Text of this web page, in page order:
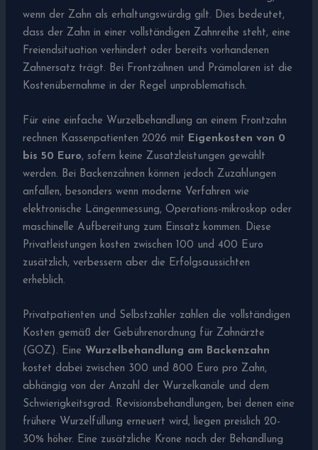
wenn der Zahn als erhaltungswürdig gilt. Dies bedeutet,
dass der Zahn in einer vollständigen Zahnreihe steht, eine
Freiendsituation verhindert oder bereits vorhandenen
Zahnersatz trägt. Bei Frontzähnen und Prämolaren ist die
Kostenübernahme in der Regel unproblematisch.
Für eine einfache Wurzelbehandlung an einem Frontzahn
rechnen Kassenpatienten 2026 mit Eigenkosten von 0
bis 50 Euro, sofern keine Zusatzleistungen gewählt
werden. Bei Backenzähnen können jedoch Zuzahlungen
anfallen, besonders wenn moderne Verfahren wie
elektronische Längenmessung, Operations-mikroskop oder
maschinelle Aufbereitung zum Einsatz kommen. Diese
Privatleistungen kosten zwischen 100 und 400 Euro
zusätzlich, verbessern aber die Erfolgsaussichten
erheblich.
Privatpatienten und Selbstzahler zahlen die vollständigen
Kosten gemäß der Gebührenordnung für Zahnärzte
(GOZ). Eine Wurzelbehandlung am Backenzahn
kostet dabei zwischen 300 und 800 Euro pro Zahn,
abhängig von der Anzahl der Wurzelkanäle und dem
Schwierigkeitsgrad. Revisionsbehandlungen, bei denen eine
frühere Wurzelfüllung erneuert wird, liegen preislich 20-
30% höher. Eine zusätzliche Krone nach der Behandlung